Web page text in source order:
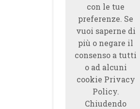
con le tue
preferenze. Se
vuoi saperne di
più o negare il
consenso a tutti
o ad alcuni
cookie Privacy
Policy.
Chiudendo